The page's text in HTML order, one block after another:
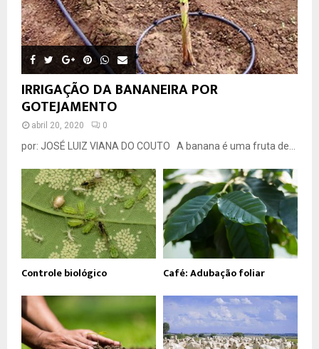
IRRIGAÇÃO DA BANANEIRA POR
GOTEJAMENTO
abril 20, 2020 0
por: JOSÉ LUIZ VIANA DO COUTO A banana é uma fruta de...
Controle biológico Café: Adubação foliar